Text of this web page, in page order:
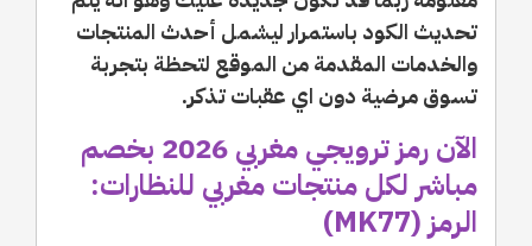
تحديث الكود باستمرار ليشمل أحدث المنتجات
والخدمات المقدمة من الموقع لتحظة بتجربة
تسوق مرضية دون اي عقبات تذكر.
الآن رمز ترويجي مغربي 2026 بخصم
مباشر لكل منتجات مغربي للنظارات:
الرمز (MK77)